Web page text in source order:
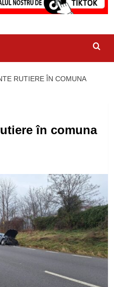
RUTIERE ÎN COMUNA
în comuna